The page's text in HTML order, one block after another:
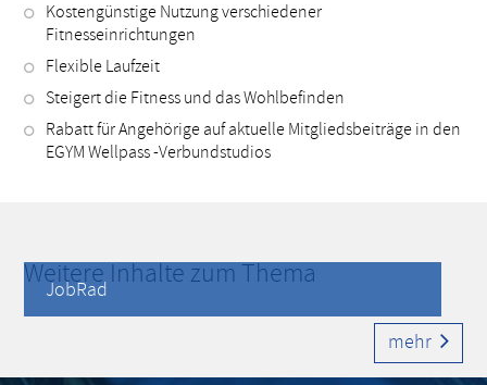
Kostengünstige Nutzung verschiedener
Fitnesseinrichtungen
Flexible Laufzeit
Steigert die Fitness und das Wohlbefinden
Rabatt für Angehörige auf aktuelle Mitgliedsbeiträge in den
EGYM Wellpass -Verbundstudios
Weitere Inhalte zum Thema
JobRad
mehr